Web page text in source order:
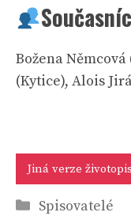
Božena
(Kytice), Alois
Jiná verze
Rubriky
Spisovatelé